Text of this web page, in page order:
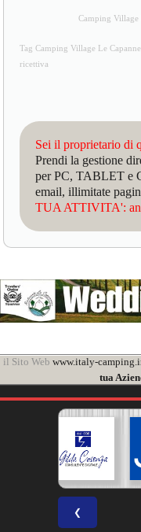
Camping Village
Tag Camping Village Le Capanne
ricettiva
Sei il proprietario di
Prendi la gestione
per PC, TABLET e
email, illimitate
TUA ATTIVITA':
il Sito Web www.italy-
tua
❮